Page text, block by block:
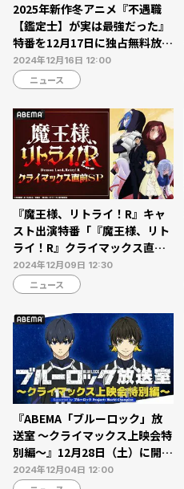
2025年新作冬アニメ『不遇職
【鑑定士】が実は最強だった』
特番を12月17日に独占無料放送
【ABEMA】
2024年12月16日 12:00
ニュース
『魔王様、リトライ！R』キャ
スト出演特番「『魔王様、リト
ライ！R』クライマックス直前S
P」12月9日（月）午後5時より
ABEMAで独占無料生放送
2024年12月09日 12:30
ニュース
『ABEMA「ブルーロック」放
送室 〜クライマックス上映会特
別編〜』12月28日（土）に開催
ABEMAで独占無料放送も
2024年12月04日 12:00